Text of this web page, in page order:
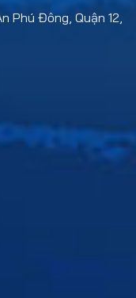
Phú Đông, Quận 12,